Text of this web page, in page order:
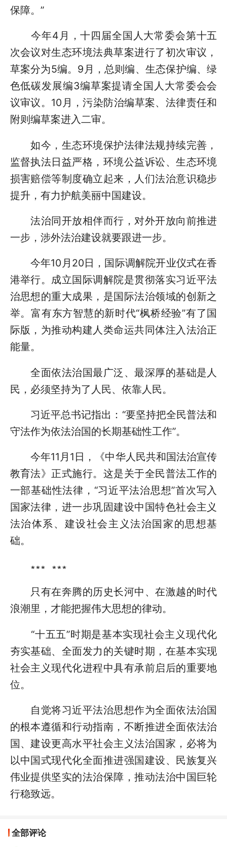
保障。”
今年4月，十四届全国人大常委会第十五
次会议对生态环境法典草案进行了初次审议，
草案分为5编。9月，总则编、生态保护编、绿
色低碳发展编3编草案提请全国人大常委会会
议审议。10月，污染防治编草案、法律责任和
附则编草案进入二审。
如今，生态环境保护法律法规持续完善，
监督执法日益严格，环境公益诉讼、生态环境
损害赔偿等制度确立起来，人们法治意识稳步
提升，有力护航美丽中国建设。
法治同开放相伴而行，对外开放向前推进
一步，涉外法治建设就要跟进一步。
今年10月20日，国际调解院开业仪式在香
港举行。成立国际调解院是贯彻落实习近平法
治思想的重大成果，是国际法治领域的创新之
举。富有东方智慧的新时代“枫桥经验”有了国
际版，为推动构建人类命运共同体注入法治正
能量。
全面依法治国最广泛、最深厚的基础是人
民，必须坚持为了人民、依靠人民。
习近平总书记指出：“要坚持把全民普法和
守法作为依法治国的长期基础性工作”。
今年11月1日，《中华人民共和国法治宣传
教育法》正式施行。这是关于全民普法工作的
一部基础性法律，“习近平法治思想”首次写入
国家法律，进一步巩固建设中国特色社会主义
法治体系、建设社会主义法治国家的思想基
础。
∗∗∗ ∗∗∗
只有在奔腾的历史长河中、在激越的时代
浪潮里，才能把握伟大思想的律动。
“十五五”时期是基本实现社会主义现代化
夯实基础、全面发力的关键时期，在基本实现
社会主义现代化进程中具有承前启后的重要地
位。
自觉将习近平法治思想作为全面依法治国
的根本遵循和行动指南，不断推进全面依法治
国、建设更高水平社会主义法治国家，必将为
以中国式现代化全面推进强国建设、民族复兴
伟业提供坚实的法治保障，推动法治中国巨轮
行稳致远。
全部评论